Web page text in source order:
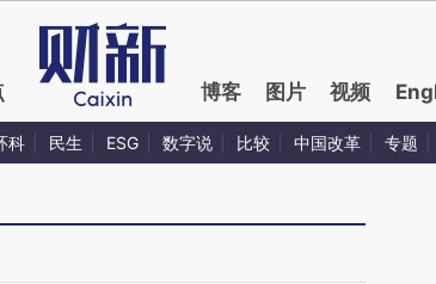
博客 图片 视频
科 民生 ESG 数字说 比较 中国改革 专题